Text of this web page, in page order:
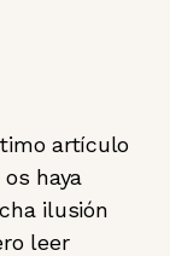
artículo
haya
ilusión
leer